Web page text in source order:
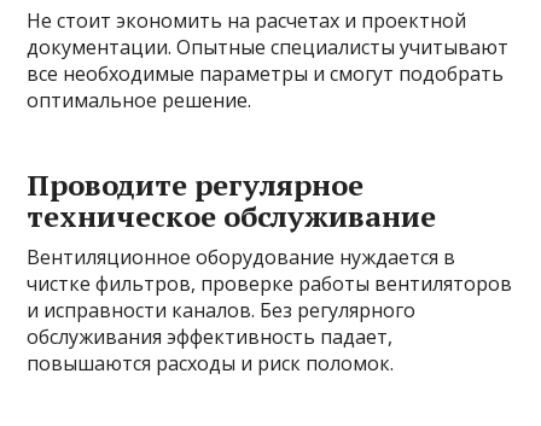
Не стоит экономить на расчетах и проектной
документации. Опытные специалисты учитывают
все необходимые параметры и смогут подобрать
оптимальное решение.
Проводите регулярное
техническое обслуживание
Вентиляционное оборудование нуждается в
чистке фильтров, проверке работы вентиляторов
и исправности каналов. Без регулярного
обслуживания эффективность падает,
повышаются расходы и риск поломок.